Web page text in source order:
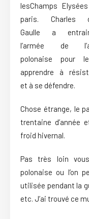
lesChamps
paris. Charles
Gaulle a
l’armée de
polonaise pour
apprendre à
et à se défendre.
Chose étrange, le
trentaine d’année
froid hivernal.
Pas très loin
polonaise ou l’on
utilisée pendant la
etc. J’ai trouvé ce